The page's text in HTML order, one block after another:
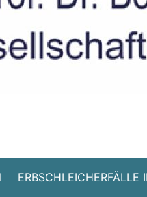
ERBSCHLEICHERFÄLLE